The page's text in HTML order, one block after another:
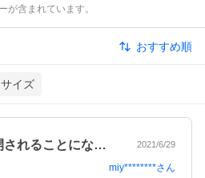
含まれています。
おすすめ順
サイズ
中学校でプールが再開されることになり、… 2021/6/29
miy********さん